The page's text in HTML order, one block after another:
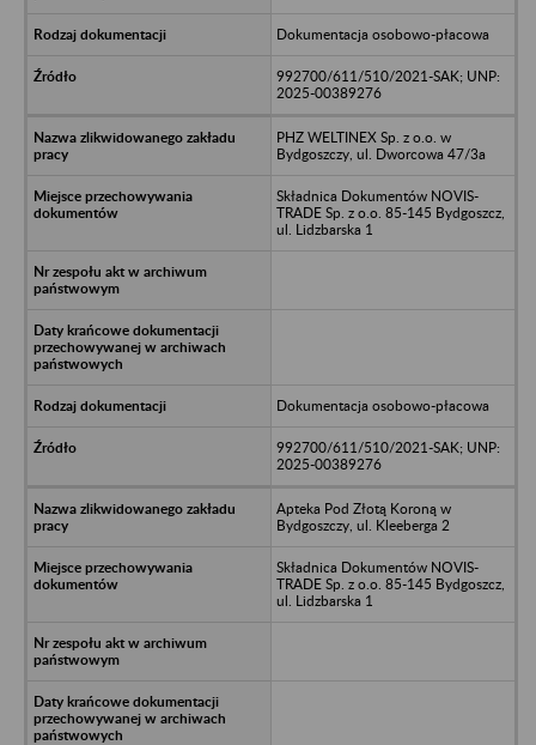
Dokumentacja osobowo-płacowa
992700/611/510/2021-SAK; UNP:
2025-00389276
PHZ WELTINEX Sp. z o.o. w
Bydgoszczy, ul. Dworcowa 47/3a
Składnica Dokumentów NOVIS-
TRADE Sp. z o.o. 85-145 Bydgoszcz,
ul. Lidzbarska 1
Dokumentacja osobowo-płacowa
992700/611/510/2021-SAK; UNP:
2025-00389276
Apteka Pod Złotą Koroną w
Bydgoszczy, ul. Kleeberga 2
Składnica Dokumentów NOVIS-
TRADE Sp. z o.o. 85-145 Bydgoszcz,
ul. Lidzbarska 1